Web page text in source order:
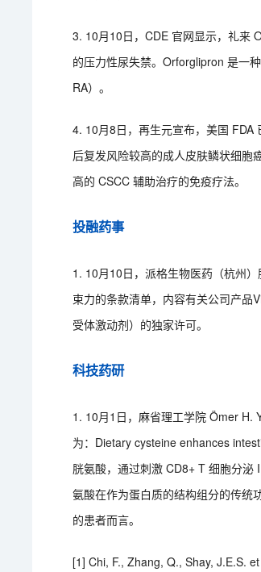
3. 10月10日，CDE 官网显示，礼来
的压力性尿失禁。Orforglipron 是一
RA）。
4. 10月8日，再生元宣布，美国
后复发风险较高的成人皮肤鳞状细胞
高的 CSCC 辅助治疗的免疫疗法。
投融药事
1. 10月10日，派格生物医药（杭州
束力的条款清单，内容有关公司产品
受体激动剂）的独家许可。
科技药研
1. 10月1日，麻省理工学院 Ömer H.
为：Dietary cysteine enhances
胱氨酸，通过刺激 CD8+ T 细胞分泌
氨酸在作为蛋白质的结构组分的传统
的患者而言。
[1] Chi, F., Zhang, Q., Shay, J.E.S.